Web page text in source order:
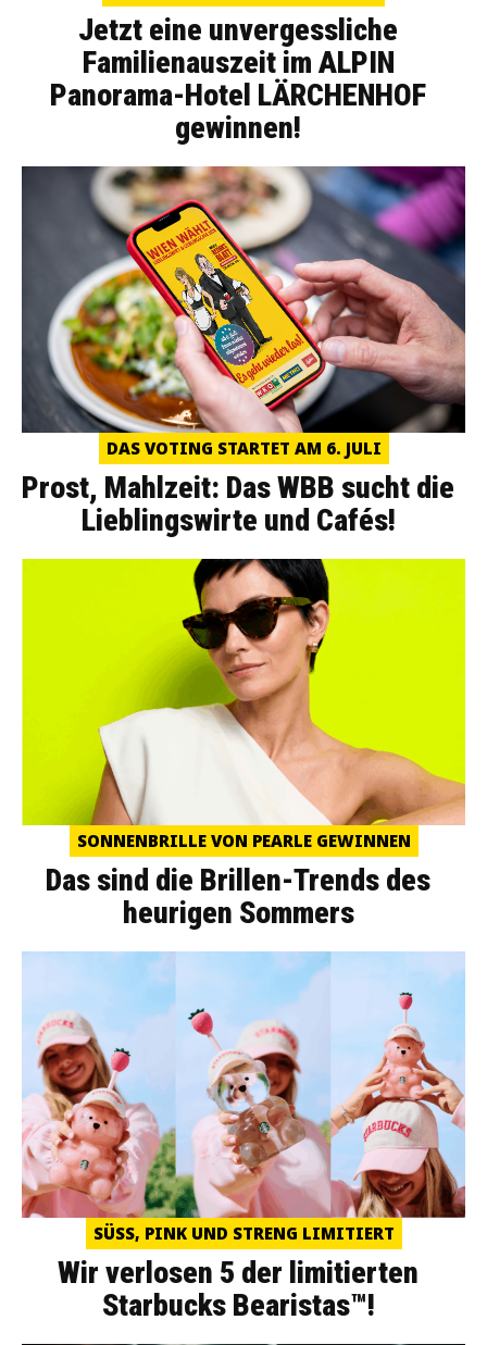
Jetzt eine unvergessliche
Familienauszeit im ALPIN
Panorama-Hotel LÄRCHENHOF
gewinnen!
DAS VOTING STARTET AM 6. JULI
Prost, Mahlzeit: Das WBB sucht die
Lieblingswirte und Cafés!
SONNENBRILLE VON PEARLE GEWINNEN
Das sind die Brillen-Trends des
heurigen Sommers
SÜSS, PINK UND STRENG LIMITIERT
Wir verlosen 5 der limitierten
Starbucks Bearistas™!